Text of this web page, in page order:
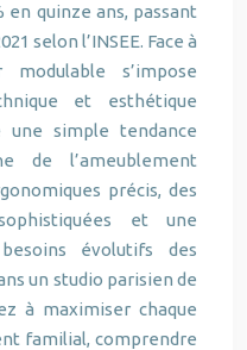
quinze ans, passant
selon l’INSEE. Face à
s’impose
et esthétique
une simple tendance
de l’ameublement
précis, des
et une
évolutifs des
un studio parisien de
à maximiser chaque
familial, comprendre